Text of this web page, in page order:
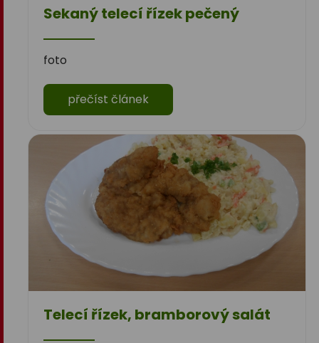
Sekaný telecí řízek pečený
foto
přečíst článek
Telecí řízek, bramborový salát